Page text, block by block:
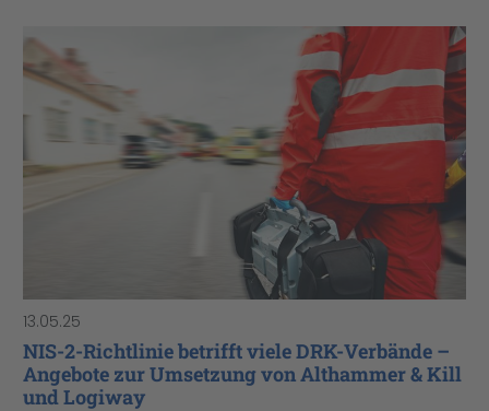
13.05.25
NIS-2-Richtlinie betrifft viele DRK-Verbände –
Angebote zur Umsetzung von Althammer & Kill
und Logiway